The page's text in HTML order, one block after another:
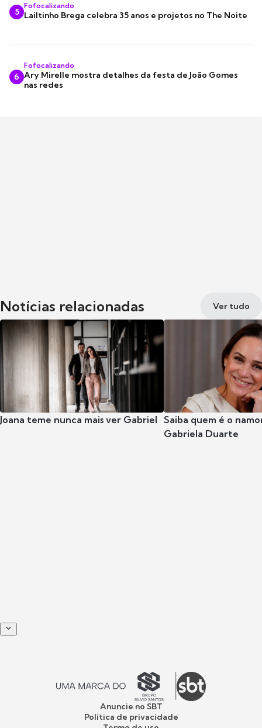
5
Fofocalizando
Lailtinho Brega celebra 35 anos e projetos no The Noite
6
Fofocalizando
Ary Mirelle mostra detalhes da festa de João Gomes
nas redes
Notícias relacionadas Ver tudo
Joana teme nunca mais ver Gabriel Saiba quem é o
Gabriela Duarte
Anuncie no SBT
Política de privacidade